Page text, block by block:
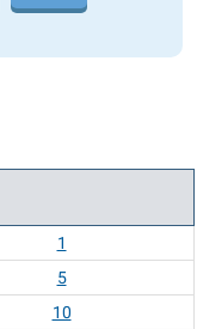
1
5
10